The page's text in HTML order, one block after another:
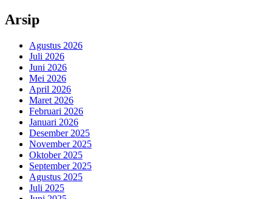
Arsip
Agustus 2026
Juli 2026
Juni 2026
Mei 2026
April 2026
Maret 2026
Februari 2026
Januari 2026
Desember 2025
November 2025
Oktober 2025
September 2025
Agustus 2025
Juli 2025